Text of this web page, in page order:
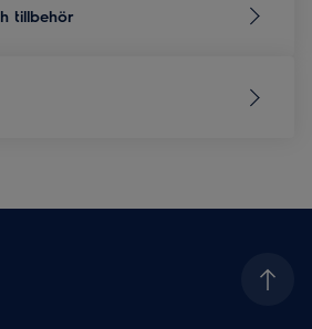
tillbehör